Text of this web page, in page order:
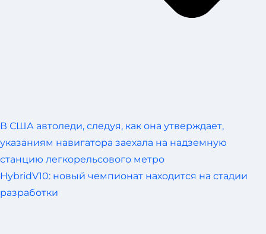
В США автоледи, следуя, как она утверждает,
указаниям навигатора заехала на надземную
станцию легкорельсового метро
HybridV10: новый чемпионат находится на стадии
разработки